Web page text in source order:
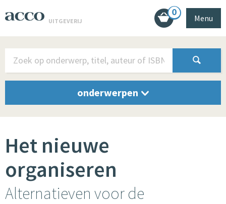
UITGEVERIJ
0
Menu
onderwerpen
Het nieuwe
organiseren
Alternatieven voor de